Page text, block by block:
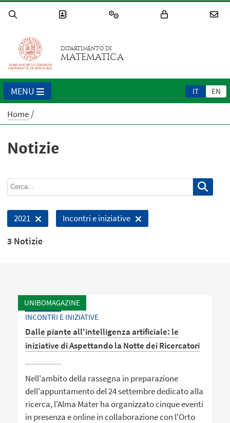
DIPARTIMENTO DI
MATEMATICA
IT EN
MENU
Home
Notizie
2021 Incontri e iniziative
3 Notizie
UNIBOMAGAZINE
INCONTRI E INIZIATIVE
Dalle piante all'intelligenza artificiale: le
iniziative di Aspettando la Notte dei Ricercatori
Nell'ambito della rassegna in preparazione
dell'appuntamento del 24 settembre dedicato alla
ricerca, l'Alma Mater ha organizzato cinque eventi
in presenza e online in collaborazione con l'Orto